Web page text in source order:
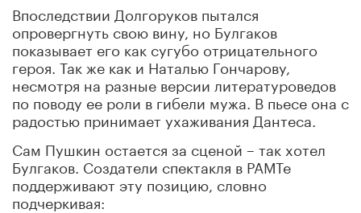
Впоследствии Долгоруков пытался
опровергнуть свою вину, но Булгаков
показывает его как сугубо отрицательного
героя. Так же как и Наталью Гончарову,
несмотря на разные версии литературоведов
по поводу ее роли в гибели мужа. В пьесе она с
радостью принимает ухаживания Дантеса.
Сам Пушкин остается за сценой – так хотел
Булгаков. Создатели спектакля в РАМТе
поддерживают эту позицию, словно
подчеркивая: